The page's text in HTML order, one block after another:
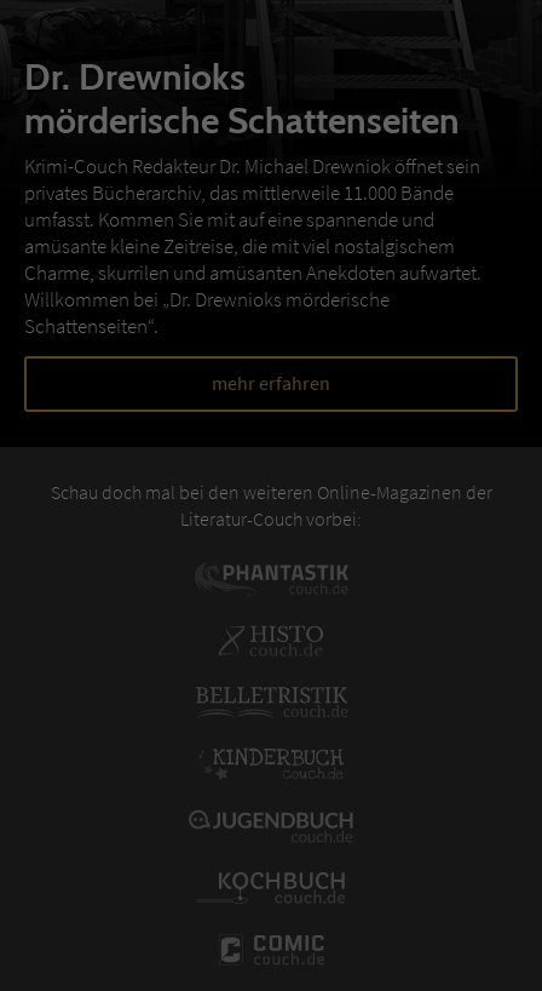
Dr. Drewnioks
mörderische Schattenseiten
Krimi-Couch Redakteur Dr. Michael Drewniok öffnet sein
privates Bücherarchiv, das mittlerweile 11.000 Bände
umfasst. Kommen Sie mit auf eine spannende und
amüsante kleine Zeitreise, die mit viel nostalgischem
Charme, skurrilen und amüsanten Anekdoten aufwartet.
Willkommen bei „Dr. Drewnioks mörderische
Schattenseiten“.
mehr erfahren
Schau doch mal bei den weiteren Online-Magazinen der
Literatur-Couch vorbei: